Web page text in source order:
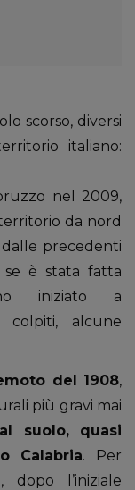
scorso, diversi
italiano:
nel 2009,
da nord
precedenti
se è stata fatta
ho iniziato a
colpiti, alcune
del 1908,
più gravi mai
suolo, quasi
Calabria. Per
l’iniziale